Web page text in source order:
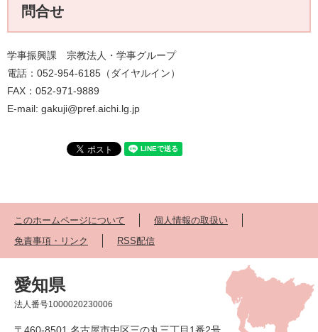
問合せ
学事振興課 宗教法人・学事グループ
電話：052-954-6185（ダイヤルイン）
FAX：052-971-9889
E-mail: gakuji@pref.aichi.lg.jp
このホームページについて
個人情報の取扱い
免責事項・リンク
RSS配信
愛知県
法人番号1000020230006